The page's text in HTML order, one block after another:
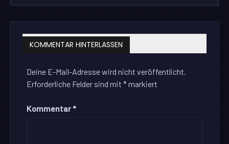
KOMMENTAR HINTERLASSEN
Deine E-Mail-Adresse wird nicht veröffentlicht.
Erforderliche Felder sind mit*markiert
Kommentar *